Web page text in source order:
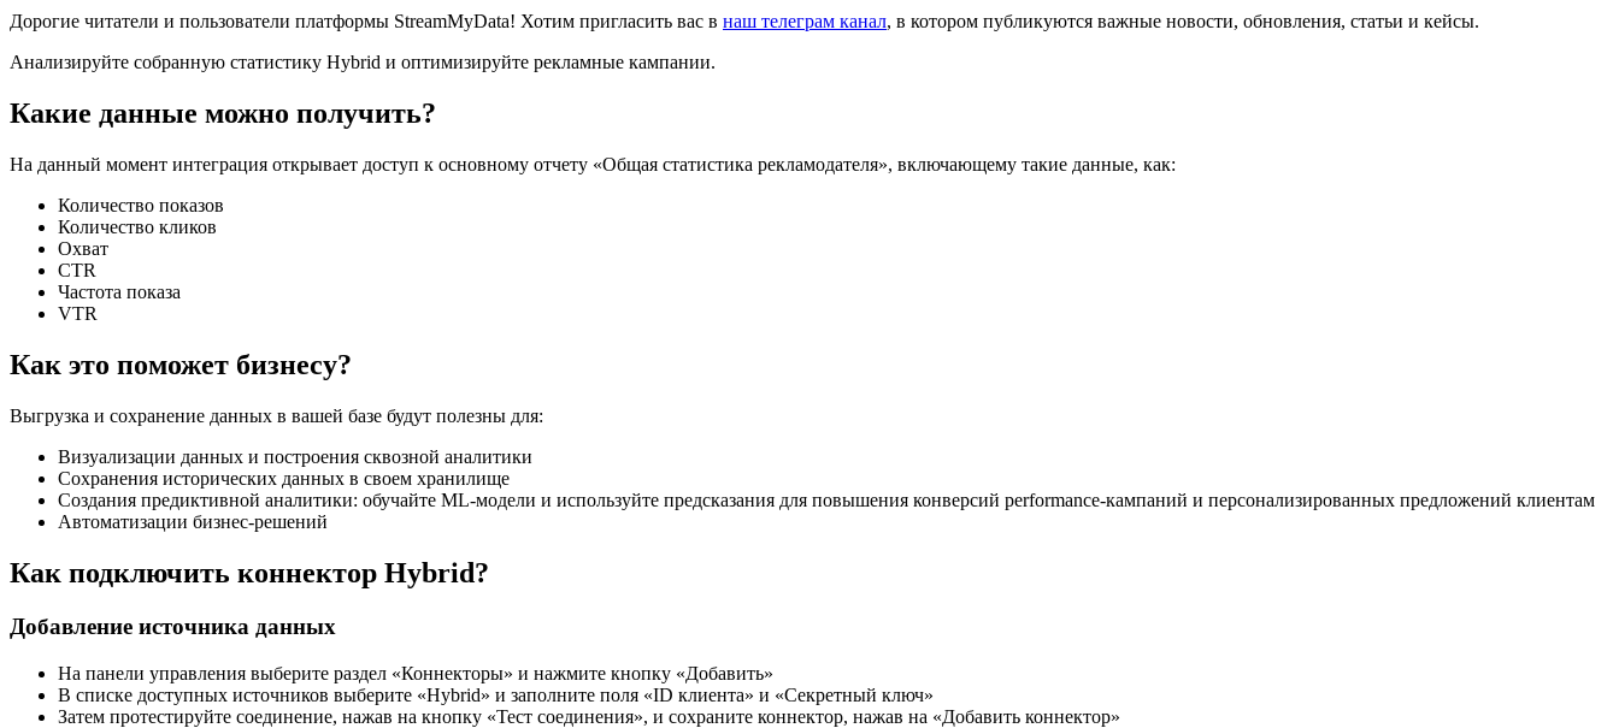
Дорогие читатели и пользователи платформы StreamMyData! Хотим пригласить вас в наш телеграм канал, в котором публикуются важные новости, обновления, статьи и кейсы.
Анализируйте собранную статистику Hybrid и оптимизируйте рекламные кампании.
Какие данные можно получить?
На данный момент интеграция открывает доступ к основному отчету «Общая статистика рекламодателя», включающему такие данные, как:
Количество показов
Количество кликов
Охват
CTR
Частота показа
VTR
Как это поможет бизнесу?
Выгрузка и сохранение данных в вашей базе будут полезны для:
Визуализации данных и построения сквозной аналитики
Сохранения исторических данных в своем хранилище
Создания предиктивной аналитики: обучайте ML-модели и используйте предсказания для повышения конверсий performance-кампаний и персонализированных предложений клиентам
Автоматизации бизнес-решений
Как подключить коннектор Hybrid?
Добавление источника данных
На панели управления выберите раздел «Коннекторы» и нажмите кнопку «Добавить»
В списке доступных источников выберите «Hybrid» и заполните поля «ID клиента» и «Секретный ключ»
Затем протестируйте соединение, нажав на кнопку «Тест соединения», и сохраните коннектор, нажав на «Добавить коннектор»